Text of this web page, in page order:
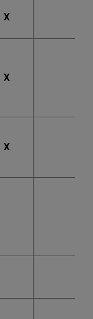
X
X
X